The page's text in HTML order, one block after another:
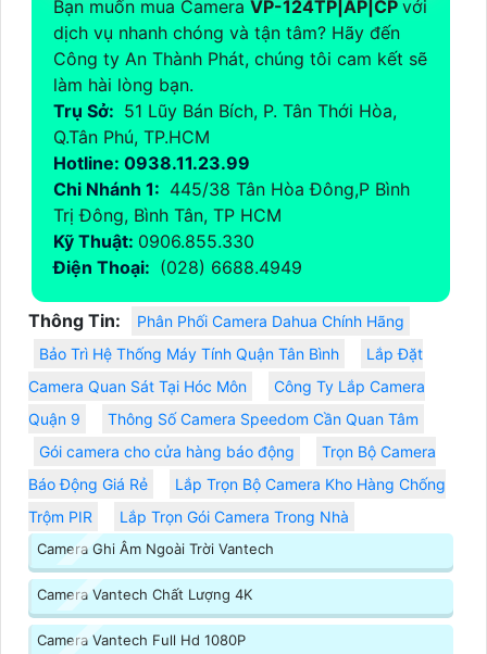
Bạn muốn mua CameraVP-124TP|AP|CPvới
dịch vụ nhanh chóng và tận tâm? Hãy đến
Công ty An Thành Phát, chúng tôi cam kết sẽ
làm hài lòng bạn.
Trụ Sở: 51 Lũy Bán Bích, P. Tân Thới Hòa,
Q.Tân Phú, TP.HCM
Hotline: 0938.11.23.99
Chi Nhánh 1: 445/38 Tân Hòa Đông,P Bình
Trị Đông, Bình Tân, TP HCM
Kỹ Thuật: 0906.855.330
Điện Thoại: (028) 6688.4949
Thông Tin:
Phân Phối Camera Dahua Chính Hãng
Bảo Trì Hệ Thống Máy Tính Quận Tân Bình
Lắp Đặt
Camera Quan Sát Tại Hóc Môn
Công Ty Lắp Camera
Quận 9
Thông Số Camera Speedom Cần Quan Tâm
Gói camera cho cửa hàng báo động
Trọn Bộ Camera
Báo Động Giá Rẻ
Lắp Trọn Bộ Camera Kho Hàng Chống
Trộm PIR
Lắp Trọn Gói Camera Trong Nhà
Camera Ghi Âm Ngoài Trời Vantech
Camera Vantech Chất Lượng 4K
Camera Vantech Full Hd 1080P